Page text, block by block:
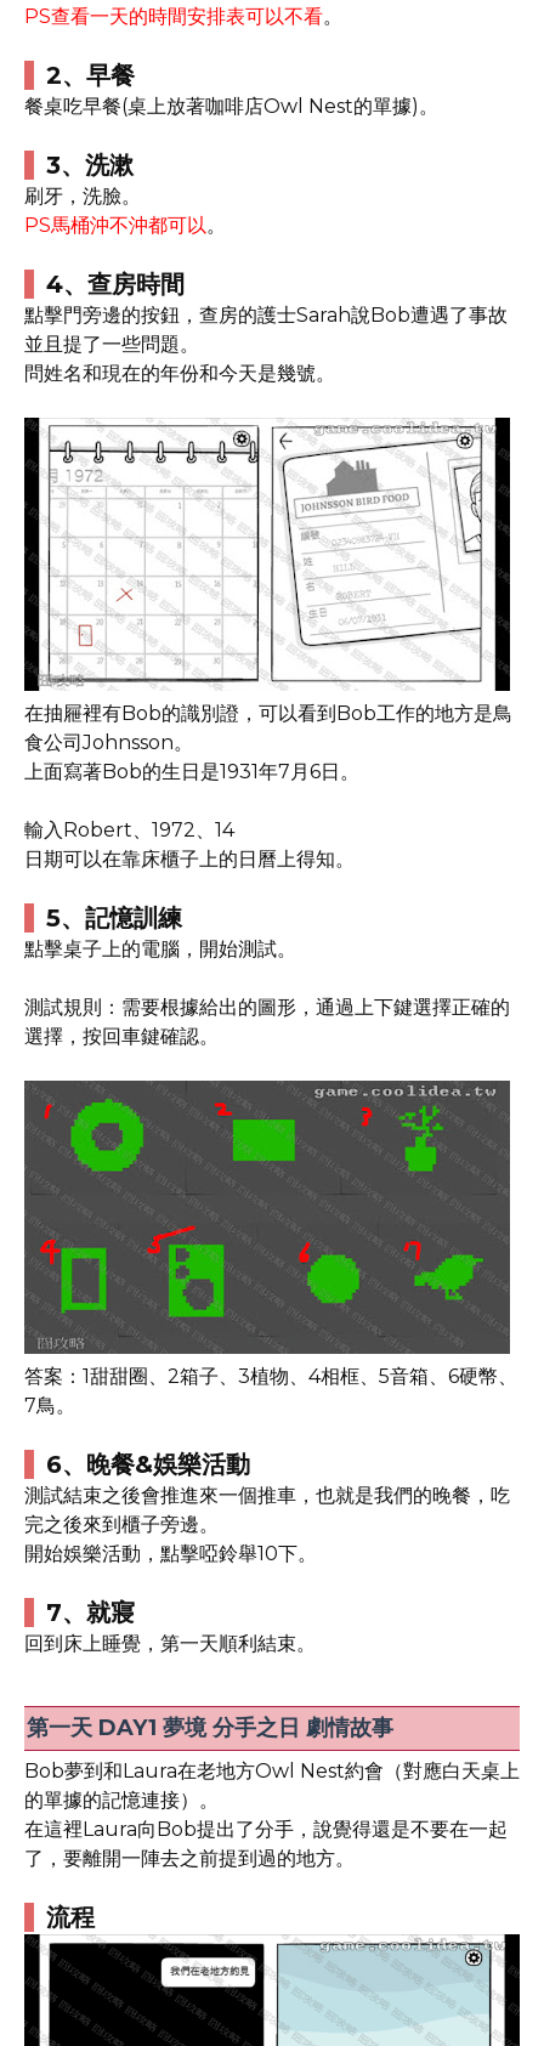
PS查看一天的時間安排表可以不看。
2、早餐
餐桌吃早餐(桌上放著咖啡店Owl Nest的單據)。
3、洗漱
刷牙，洗臉。
PS馬桶沖不沖都可以。
4、查房時間
點擊門旁邊的按鈕，查房的護士Sarah說Bob遭遇了事故
並且提了一些問題。
問姓名和現在的年份和今天是幾號。
在抽屜裡有Bob的識別證，可以看到Bob工作的地方是鳥
食公司Johnsson。
上面寫著Bob的生日是1931年7月6日。
輸入Robert、1972、14
日期可以在靠床櫃子上的日曆上得知。
5、記憶訓練
點擊桌子上的電腦，開始測試。
測試規則：需要根據給出的圖形，通過上下鍵選擇正確的
選擇，按回車鍵確認。
答案：1甜甜圈、2箱子、3植物、4相框、5音箱、6硬幣、
7鳥。
6、晚餐&娛樂活動
測試結束之後會推進來一個推車，也就是我們的晚餐，吃
完之後來到櫃子旁邊。
開始娛樂活動，點擊啞鈴舉10下。
7、就寢
回到床上睡覺，第一天順利結束。
第一天 DAY1 夢境 分手之日 劇情故事
Bob夢到和Laura在老地方Owl Nest約會（對應白天桌上
的單據的記憶連接）。
在這裡Laura向Bob提出了分手，說覺得還是不要在一起
了，要離開一陣去之前提到過的地方。
流程